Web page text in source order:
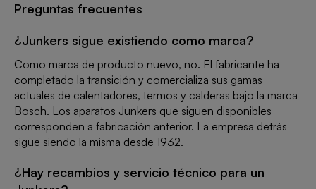
Preguntas frecuentes
¿Junkers sigue existiendo como marca?
Como marca de producto nuevo, no. El fabricante ha
completado la transición y comercializa sus gamas
actuales de calentadores, termos y calderas bajo la marca
Bosch. Los aparatos Junkers que siguen disponibles
corresponden a fabricación anterior. La empresa detrás
sigue siendo la misma desde 1932.
¿Hay recambios y servicio técnico para un